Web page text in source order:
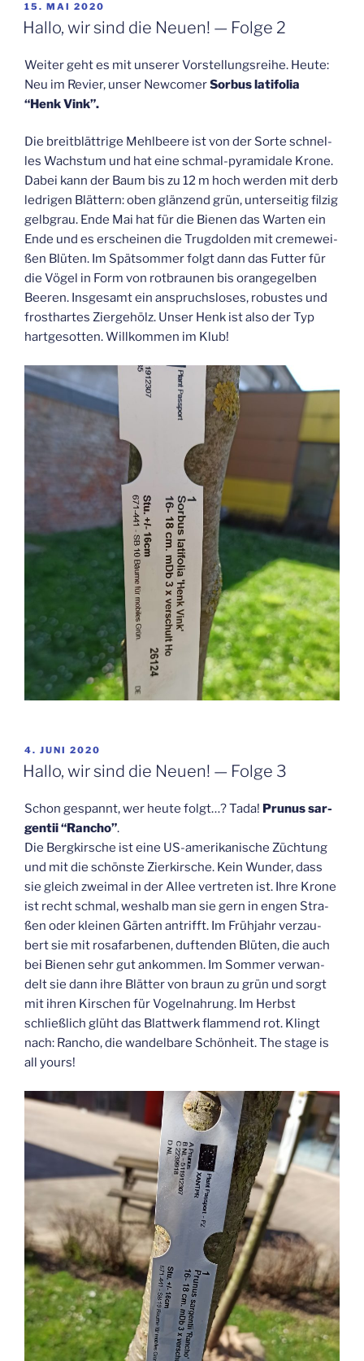
VERÖFFENTLICHT
AM
15. MAI 2020
Hal­lo, wir sind die Neu­en! — Fol­ge 2
Wei­ter geht es mit unse­rer Vor­stel­lungs­rei­he. Heu­te:
Neu im Revier, unser New­co­merSor­bus lati­fo­lia
“Henk Vink”.
Die breit­blätt­ri­ge Mehl­bee­re ist von der Sor­te schnel­
les Wachs­tum und hat eine schmal-pyra­mi­da­le Kro­ne.
Dabei kann der Baum bis zu 12 m hoch wer­den mit derb
led­ri­gen Blät­tern: oben glän­zend grün, unter­sei­tig fil­zig
gelb­grau. Ende Mai hat für die Bie­nen das War­ten ein
Ende und es erschei­nen die Trug­dol­den mit creme­wei­
ßen Blü­ten. Im Spät­som­mer folgt dann das Fut­ter für
die Vögel in Form von rot­brau­nen bis oran­ge­gel­ben
Bee­ren. Ins­ge­samt ein anspruchs­lo­ses, robus­tes und
frost­har­tes Zier­ge­hölz. Unser Henk ist also der Typ
hart­ge­sot­ten. Will­kom­men im Klub!
VERÖFFENTLICHT
AM
4. JUNI 2020
Hal­lo, wir sind die Neu­en! — Fol­ge 3
Schon gespannt, wer heu­te folgt…? Tada! Pru­nus sar­
gen­tii “Rancho”.
Die Berg­kir­sche ist eine US-ame­ri­ka­ni­sche Züch­tung
und mit die schöns­te Zier­kir­sche. Kein Wun­der, dass
sie gleich zwei­mal in der Allee ver­tre­ten ist. Ihre Kro­ne
ist recht schmal, wes­halb man sie gern in engen Stra­
ßen oder klei­nen Gär­ten antrifft. Im Früh­jahr ver­zau­
bert sie mit rosa­far­be­nen, duf­ten­den Blü­ten, die auch
bei Bie­nen sehr gut ankom­men. Im Som­mer ver­wan­
delt sie dann ihre Blät­ter von braun zu grün und sorgt
mit ihren Kir­schen für Vogel­nah­rung. Im Herbst
schließ­lich glüht das Blatt­werk flam­mend rot. Klingt
nach: Rancho, die wan­del­ba­re Schön­heit. The stage is
all yours!